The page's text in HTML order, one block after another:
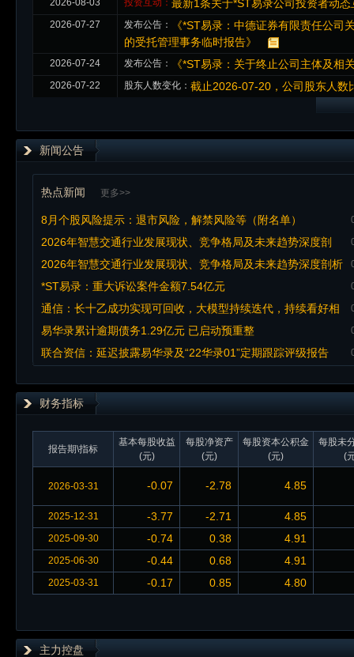
2026-08-03 投资互动： 最新1条关于*ST易录公司投资者动态
2026-07-27 发布公告：
《*ST易录：中德证券有限责任公
的受托管理事务临时报告》
2026-07-24 发布公告： 《*ST易录：关于终止公司主体及相
2026-07-22 股东人数变化： 截止2026-07-20，公司股东人
新闻公告
热点新闻 更多>>
8月个股风险提示：退市风险，解禁风险等（附名单）
2026年智慧交通行业发展现状、竞争格局及未来趋势深度剖
析，涉及阿里、华为、海康威视、大华股份等头部企业
2026年智慧交通行业发展现状、竞争格局及未来趋势深度剖析
*ST易录：重大诉讼案件金额7.54亿元
通信：长十乙成功实现可回收，大模型持续迭代，持续看好相
关产业链投资机会
易华录累计逾期债务1.29亿元 已启动预重整
联合资信：延迟披露易华录及“22华录01”定期跟踪评级报告
财务指标
报告期\指标
基本每股收益
(元)
每股净资产
(元)
每股资本公积金
(元)
每股未
(
2026-03-31 -0.07 -2.78 4.85
2025-12-31 -3.77 -2.71 4.85
2025-09-30 -0.74 0.38 4.91
2025-06-30 -0.44 0.68 4.91
2025-03-31 -0.17 0.85 4.80
主力控盘